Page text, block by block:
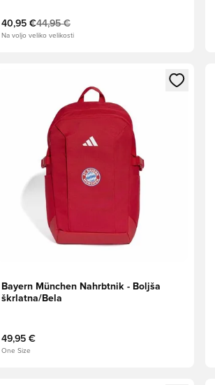
40,95 €44,95 €
Na voljo veliko velikosti
Odpre Modal za prijavo ali vpis kot član
Bayern München Nahrbtnik - Boljša
škrlatna/Bela
49,95 €
One Size